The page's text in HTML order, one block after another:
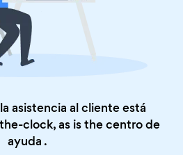
asistencia al cliente está
clock, as is thecentro de
ayuda .